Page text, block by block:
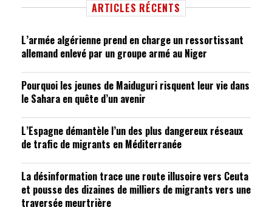
ARTICLES RÉCENTS
L’armée algérienne prend en charge un ressortissant
allemand enlevé par un groupe armé au Niger
Pourquoi les jeunes de Maiduguri risquent leur vie dans
le Sahara en quête d’un avenir
L’Espagne démantèle l’un des plus dangereux réseaux
de trafic de migrants en Méditerranée
La désinformation trace une route illusoire vers Ceuta
et pousse des dizaines de milliers de migrants vers une
traversée meurtrière